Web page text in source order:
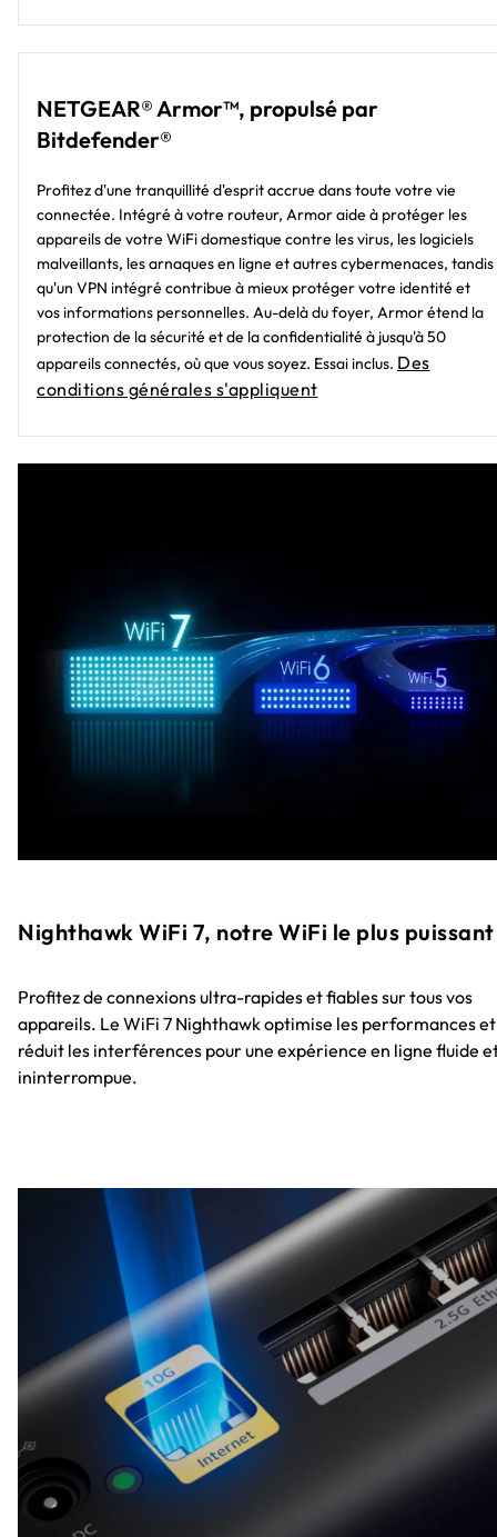
NETGEAR® Armor™, propulsé par
Bitdefender®
Profitez d'une tranquillité d'esprit accrue dans toute votre vie
connectée. Intégré à votre routeur, Armor aide à protéger les
appareils de votre WiFi domestique contre les virus, les logiciels
malveillants, les arnaques en ligne et autres cybermenaces, tandis
qu'un VPN intégré contribue à mieux protéger votre identité et
vos informations personnelles. Au-delà du foyer, Armor étend la
protection de la sécurité et de la confidentialité à jusqu'à 50
appareils connectés, où que vous soyez. Essai inclus. Des
conditions générales s'appliquent
Nighthawk WiFi 7, notre WiFi le plus puissant
Profitez de connexions ultra-rapides et fiables sur tous vos
appareils. Le WiFi 7 Nighthawk optimise les performances et
réduit les interférences pour une expérience en ligne fluide
ininterrompue.